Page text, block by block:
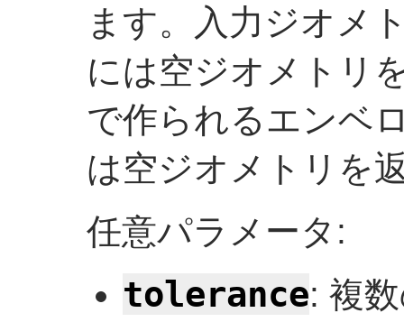
ます。入力ジオメ
には空ジオメトリ
で作られるエンベ
は空ジオメトリを
任意パラメータ:
tolerance: 複